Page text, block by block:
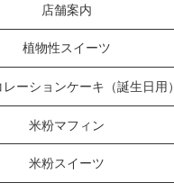
店舗案内
植物性スイーツ
ーションケーキ（誕生日用）
米粉マフィン
米粉スイーツ